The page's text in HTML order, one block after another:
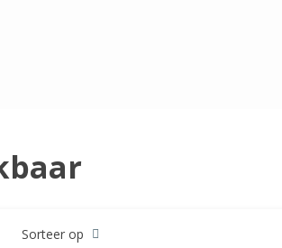
Sorteer op